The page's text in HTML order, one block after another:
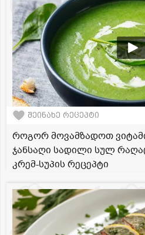
შეინახე რეცეპტი
როგორ მოვამზადოთ
ჯანსაღი სადილი სულ
კრემ-სუპის რეცეპტი